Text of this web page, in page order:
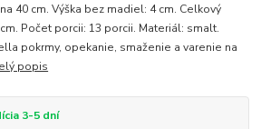
40 cm. Výška bez madiel: 4 cm. Celkový
Počet porcii: 13 porcii. Materiál: smalt.
pokrmy, opekanie, smaženie a varenie na
popis
3-5 dní